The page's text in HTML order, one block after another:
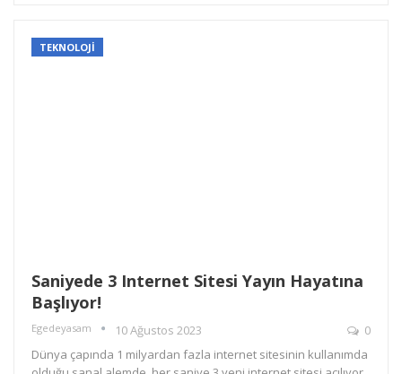
TEKNOLOJİ
Saniyede 3 Internet Sitesi Yayın Hayatına
Başlıyor!
Egedeyasam 10 Ağustos 2023
0
Dünya çapında 1 milyardan fazla internet sitesinin kullanımda